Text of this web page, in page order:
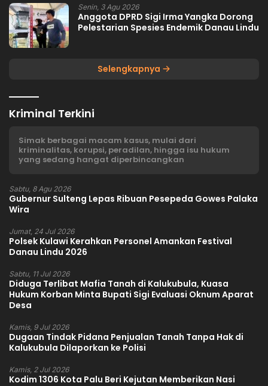
Senin, 3 Agu 2026
Anggota DPRD Sigi Irma Yangka Dorong
Pelestarian Spesies Endemik Danau Lindu
Selengkapnya
Kriminal Terkini
Simak berbagai macam kasus, mulai dari
kriminalitas, korupsi, peradilan, hingga isu hukum
yang sedang hangat diperbincangkan
Sabtu, 8 Agu 2026
Gubernur Sulteng Lepas Ribuan Pesepeda Gowes Palaka
Wira
Jumat, 24 Jul 2026
Polsek Kulawi Kerahkan Personel Amankan Festival
Danau Lindu 2026
Sabtu, 11 Jul 2026
Diduga Terlibat Mafia Tanah di Kalukubula, Kuasa
Hukum Korban Minta Bupati Sigi Evaluasi Oknum Aparat
Desa
Kamis, 9 Jul 2026
Dugaan Tindak Pidana Penjualan Tanah Tanpa Hak di
Kalukubula Dilaporkan ke Polisi
Kamis, 2 Jul 2026
Kodim 1306 Kota Palu Beri Kejutan Memberikan Nasi